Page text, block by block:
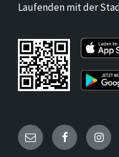
Laufenden mit der
Email Facebook